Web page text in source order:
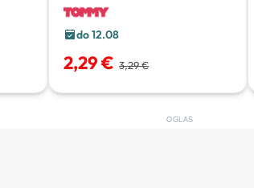
g
do 12.08
2,29 € 3,29 €
OGLAS